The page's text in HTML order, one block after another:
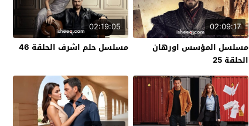
02:09:17
مسلسل المؤسس اورهان
الحلقة 25
02:19:05
مسلسل حلم اشرف الحلقة 46